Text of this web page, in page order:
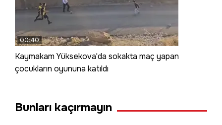
00:40
Kaymakam Yüksekova'da sokakta maç yapan
çocukların oyununa katıldı
Bunları kaçırmayın